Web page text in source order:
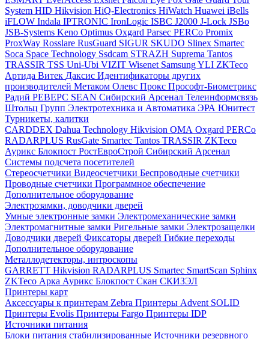
System HID Hikvision HiQ-Electronics HiWatch Huawei iBells
iFLOW Indala IPTRONIC IronLogic ISBC J2000 J-Lock JSBo
JSB-Systems Keno Optimus Oxgard Parsec PERCo Promix
ProxWay Rosslare RusGuard SIGUR SKUDO Slinex Smartec
Soca Space Technology Ssdcam STRAZH Suprema Tantos
TRASSIR TSS Uni-Ubi VIZIT Wisenet SamsungYLI ZKTeco
Артида Витек Даксис Идентификаторы других
производителей Метаком Олевс Прокс Прософт-Биометрикс
Радий РЕВЕРС SEAN Сибирский Арсенал Телеинформсвязь
Штольц Групп Электротехника и Автоматика ЭРА Юнитест
Турникеты, калитки
CARDDEX Dahua Technology Hikvision ОМА Oxgard PERCo
RADARPLUS RusGate Smartec Tantos TRASSIR ZKTeco
Аурикс Блокпост РостЕвроСтрой Сибирский Арсенал
Системы подсчета посетителей
Стереосчетчики Видеосчетчики Беспроводные счетчики
Проводные счетчики Программное обеспечение
Дополнительное оборудование
Электрозамки, доводчики дверей
Умные электронные замки Электромеханические замки
Электромагнитные замки Ригельные замки Электрозащелки
Доводчики дверей Фиксаторы дверей Гибкие переходы
Дополнительное оборудование
Металлодетекторы, интроскопы
GARRETT Hikvision RADARPLUS Smartec SmartScan Sphinx
ZKTeco Арка Аурикс Блокпост Скан СКИЗЭЛ
Принтеры карт
Аксессуары к принтерам Zebra Принтеры Advent SOLID
Принтеры Evolis Принтеры Fargo Принтеры IDP
Источники питания
Блоки питания стабилизированные Источники резервного